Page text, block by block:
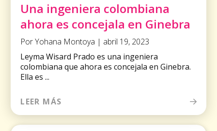
Una ingeniera colombiana
ahora es concejala en Ginebra
Por Yohana Montoya | abril 19, 2023
Leyma Wisard Prado es una ingeniera
colombiana que ahora es concejala en Ginebra.
Ella es ...
LEER MÁS